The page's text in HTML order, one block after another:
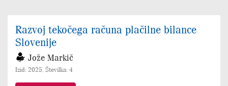
Razvoj tekočega računa plačilne bilance
Slovenije
Jože Markič
Izid: 2025, Številka: 4